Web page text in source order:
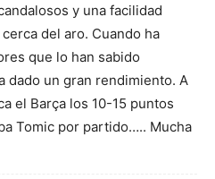
y una facilidad
del aro. Cuando ha
que lo han sabido
dado un gran rendimiento. A
el Barça los 10-15 puntos
Tomic por partido….. Mucha